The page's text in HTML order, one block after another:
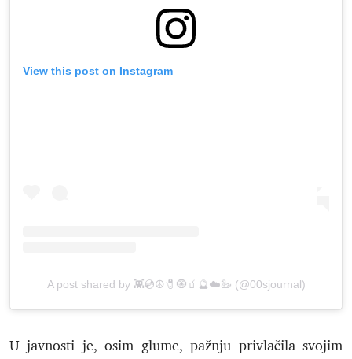
View this post on Instagram
A post shared by 👾💿☮🧷🧿🧃🔮☁️🦢 (@00sjournal)
U javnosti je, osim glume, pažnju privlačila svojim